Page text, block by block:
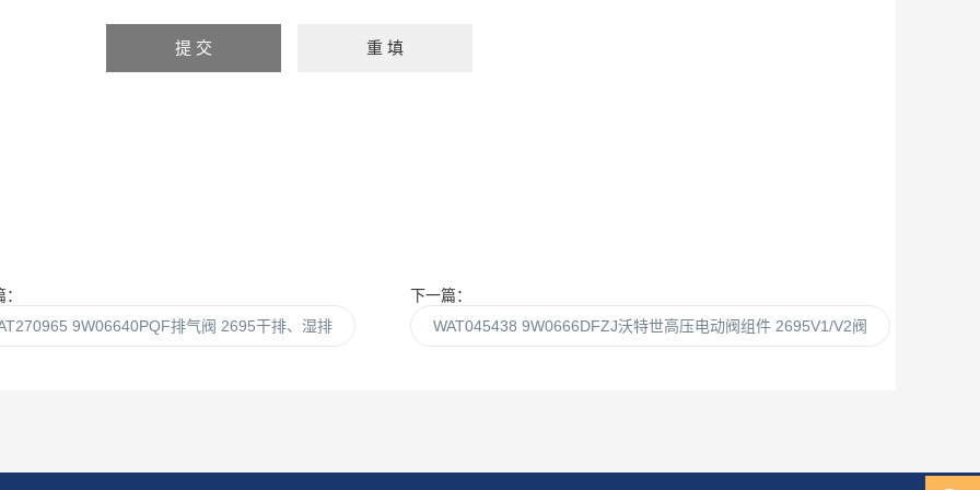
9W06640PQF排气阀 2695干排、湿排
下一篇：
WAT045438 9W0666DFZJ沃特世高压电动阀组件 2695V1/V2阀